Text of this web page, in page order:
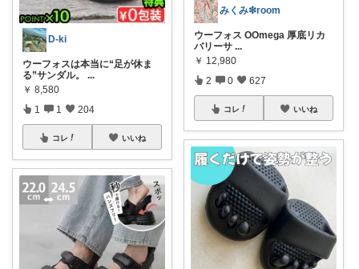
D-ki
ウーフォスは本当に“足が休ま
る”サンダル。
...
￥ 8,580
1 1 204
コレ いいね
みくみ❇room
ウーフォス OOmega 厚底リカ
バリーサ ...
￥ 12,980
2 0 627
コレ いいね